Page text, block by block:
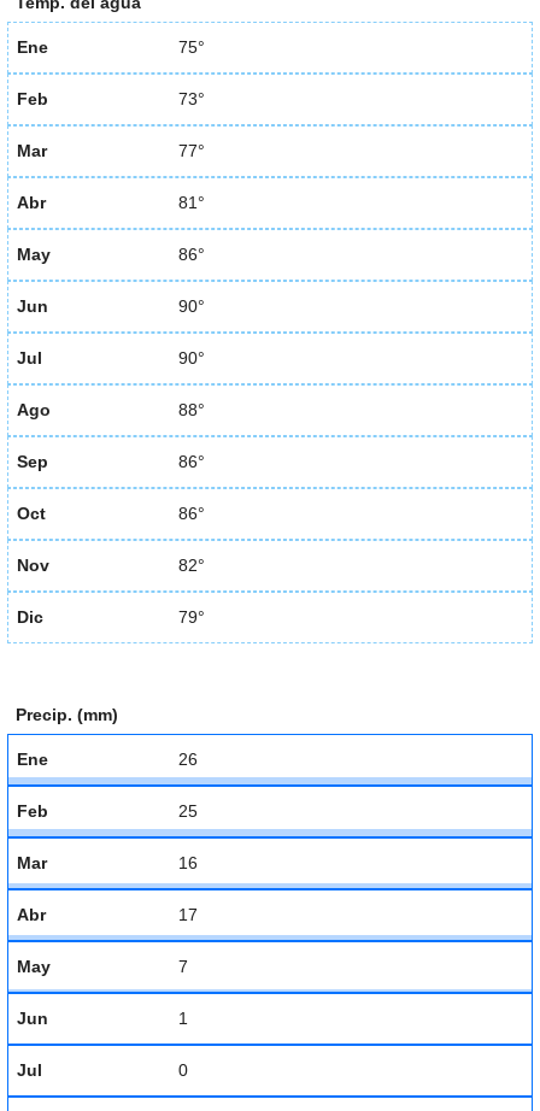
Ene 75°
Feb 73°
Mar 77°
Abr 81°
May 86°
Jun 90°
Jul 90°
Ago 88°
Sep 86°
Oct 86°
Nov 82°
Dic 79°
Precip. (mm)
Ene 26
Feb 25
Mar 16
Abr 17
May 7
Jun 1
Jul 0